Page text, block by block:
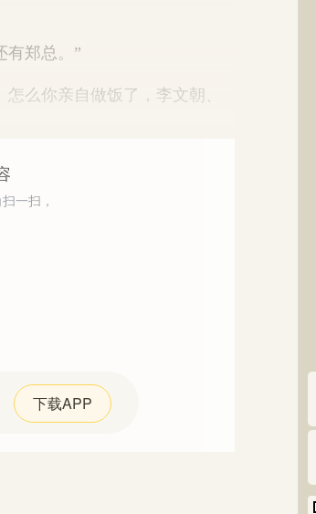
郑总。”
么你亲自做饭了，李文朝、
一扫，
下载APP